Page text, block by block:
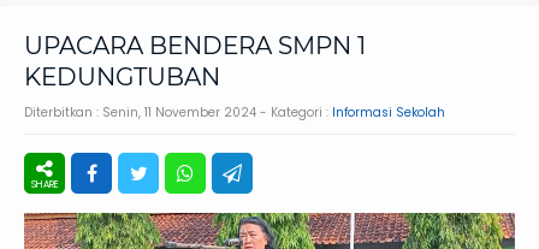
UPACARA BENDERA SMPN 1
KEDUNGTUBAN
Diterbitkan : Senin, 11 November 2024 - Kategori : Informasi Sekolah